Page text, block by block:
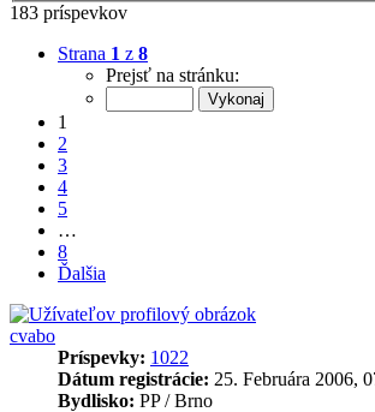
183 príspevkov
Strana 1 z 8
Prejsť na stránku:
1
2
3
4
5
…
8
Ďalšia
cvabo
Príspevky: 1022
Dátum registrácie: 25. Februára 2006,
Bydlisko: PP / Brno